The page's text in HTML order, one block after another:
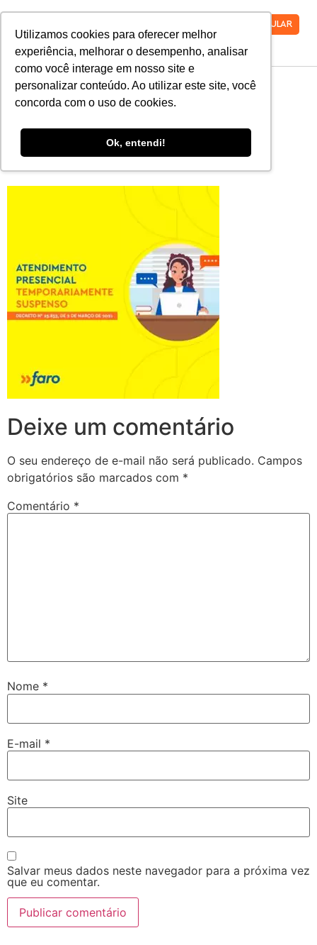
Utilizamos cookies para oferecer melhor
experiência, melhorar o desempenho, analisar
como você interage em nosso site e
personalizar conteúdo. Ao utilizar este site, você
concorda com o uso de cookies.
Ok, entendi!
VESTIBULAR
2021_03_03-
Atendimento-
1080X1080
Deixe um comentário
O seu endereço de e-mail não será publicado. Campos
obrigatórios são marcados com *
Comentário *
Nome *
E-mail *
Site
Salvar meus dados neste navegador para a próxima vez
que eu comentar.